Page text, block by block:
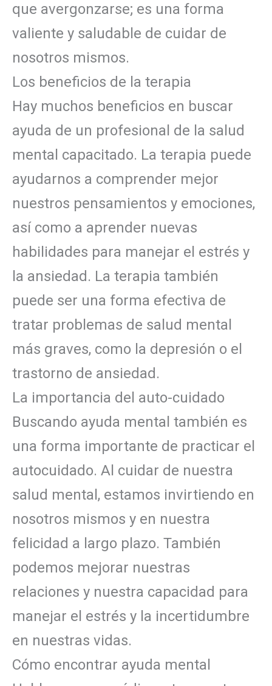
que avergonzarse; es una forma
valiente y saludable de cuidar de
nosotros mismos.
Los beneficios de la terapia
Hay muchos beneficios en buscar
ayuda de un profesional de la salud
mental capacitado. La terapia puede
ayudarnos a comprender mejor
nuestros pensamientos y emociones,
así como a aprender nuevas
habilidades para manejar el estrés y
la ansiedad. La terapia también
puede ser una forma efectiva de
tratar problemas de salud mental
más graves, como la depresión o el
trastorno de ansiedad.
La importancia del auto-cuidado
Buscando ayuda mental también es
una forma importante de practicar el
autocuidado. Al cuidar de nuestra
salud mental, estamos invirtiendo en
nosotros mismos y en nuestra
felicidad a largo plazo. También
podemos mejorar nuestras
relaciones y nuestra capacidad para
manejar el estrés y la incertidumbre
en nuestras vidas.
Cómo encontrar ayuda mental